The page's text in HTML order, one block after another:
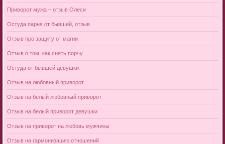
Приворот мужа – отзыв Олеси
Остуда парня от бывшей, отзыв
Отзыв про защиту от магии
Отзыв о том, как снять порчу
Остуда от бывшей девушки
Отзыв на любовный приворот
Отзыв на белый любовный приворот
Отзыв на белый приворот девушки
Отзыв на приворот на любовь мужчины
Отзыв на гармонизацию отношений